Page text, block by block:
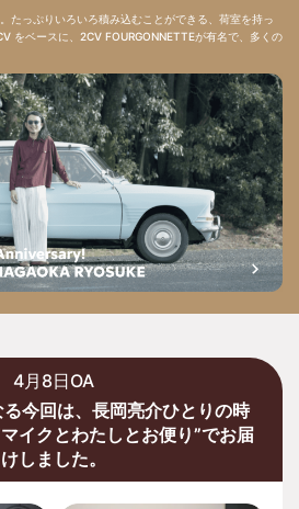
たっぷりいろいろ積み込むことができる、荷室を持っ
をベースに、2CV FOURGONNETTEが有名で、多くの
4月8日OA
今回は、長岡亮介ひとりの時
イクとわたしとお便り”でお届
けしました。